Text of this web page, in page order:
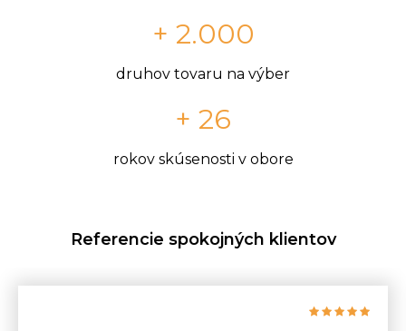
+ 2.000
druhov tovaru na výber
+ 26
rokov skúsenosti v obore
Referencie spokojných klientov